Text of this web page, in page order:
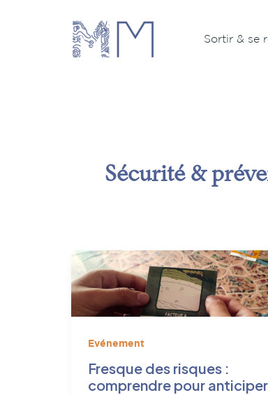
Sortir & se
Sécurité &
Evénement
Fresque des risques :
comprendre pour anticiper